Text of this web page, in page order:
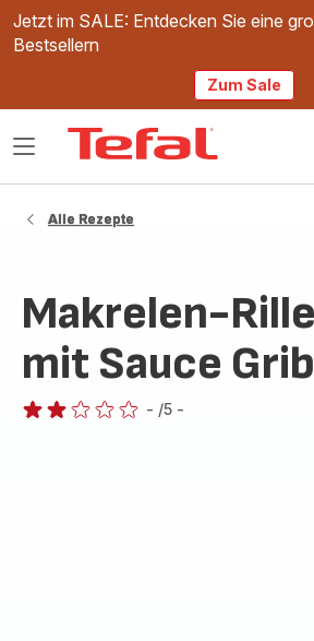
Jetzt im SALE: Entdecken Sie eine
Bestsellern
Zum Sale
Das
Alle Rezepte
Makrelen-
mit Sauce
- /5 -